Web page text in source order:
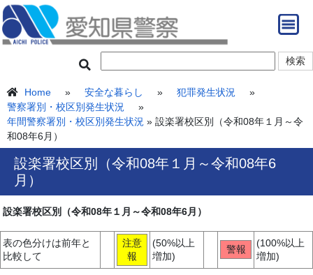
Home » 安全な暮らし » 犯罪発生状況
»
警察署別・校区別発生状況
»
年間警察署別・校区別発生状況 » 設楽署校区別（令和08年１月～令
和08年6月）
設楽署校区別（令和08年１月～令和08年6
月）
設楽署校区別（令和08年１月～令和08年6月）
表の色分けは前年と
比較して
注意
報
(50%以上
増加)
警報
(100%以上
増加)